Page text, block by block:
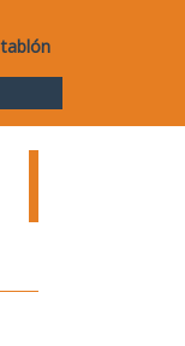
tablón